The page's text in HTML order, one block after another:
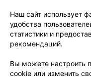
О
Размещение
Способы
Наш сайт использует
удобства
статистики и
рекомендаций.
Вы можете настроить
cookie или изменить